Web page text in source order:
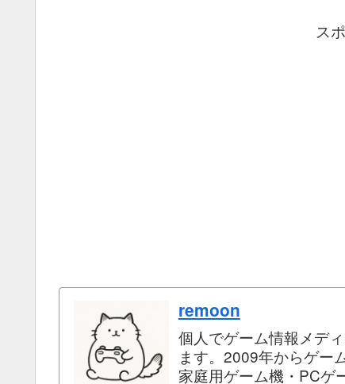
ス
remoon
個人でゲーム情報メデ
ます。2009年からゲー
家庭用ゲーム機・PCゲ